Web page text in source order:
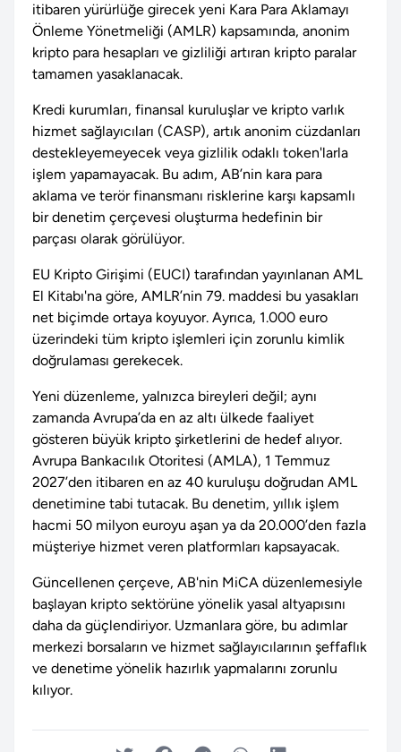
itibaren yürürlüğe girecek yeni Kara Para Aklamayı
Önleme Yönetmeliği (AMLR) kapsamında, anonim
kripto para hesapları ve gizliliği artıran kripto paralar
tamamen yasaklanacak.
Kredi kurumları, finansal kuruluşlar ve kripto varlık
hizmet sağlayıcıları (CASP), artık anonim cüzdanları
destekleyemeyecek veya gizlilik odaklı token'larla
işlem yapamayacak. Bu adım, AB’nin kara para
aklama ve terör finansmanı risklerine karşı kapsamlı
bir denetim çerçevesi oluşturma hedefinin bir
parçası olarak görülüyor.
EU Kripto Girişimi (EUCI) tarafından yayınlanan AML
El Kitabı'na göre, AMLR’nin 79. maddesi bu yasakları
net biçimde ortaya koyuyor. Ayrıca, 1.000 euro
üzerindeki tüm kripto işlemleri için zorunlu kimlik
doğrulaması gerekecek.
Yeni düzenleme, yalnızca bireyleri değil; aynı
zamanda Avrupa’da en az altı ülkede faaliyet
gösteren büyük kripto şirketlerini de hedef alıyor.
Avrupa Bankacılık Otoritesi (AMLA), 1 Temmuz
2027’den itibaren en az 40 kuruluşu doğrudan AML
denetimine tabi tutacak. Bu denetim, yıllık işlem
hacmi 50 milyon euroyu aşan ya da 20.000’den fazla
müşteriye hizmet veren platformları kapsayacak.
Güncellenen çerçeve, AB'nin MiCA düzenlemesiyle
başlayan kripto sektörüne yönelik yasal altyapısını
daha da güçlendiriyor. Uzmanlara göre, bu adımlar
merkezi borsaların ve hizmet sağlayıcılarının şeffaflık
ve denetime yönelik hazırlık yapmalarını zorunlu
kılıyor.